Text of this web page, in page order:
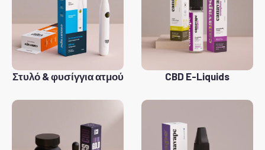
Στυλό & φυσίγγια ατμού CBD E-Liquids